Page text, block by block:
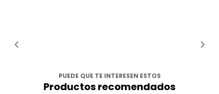
PUEDE QUE TE INTERESEN ESTOS
Productos recomendados